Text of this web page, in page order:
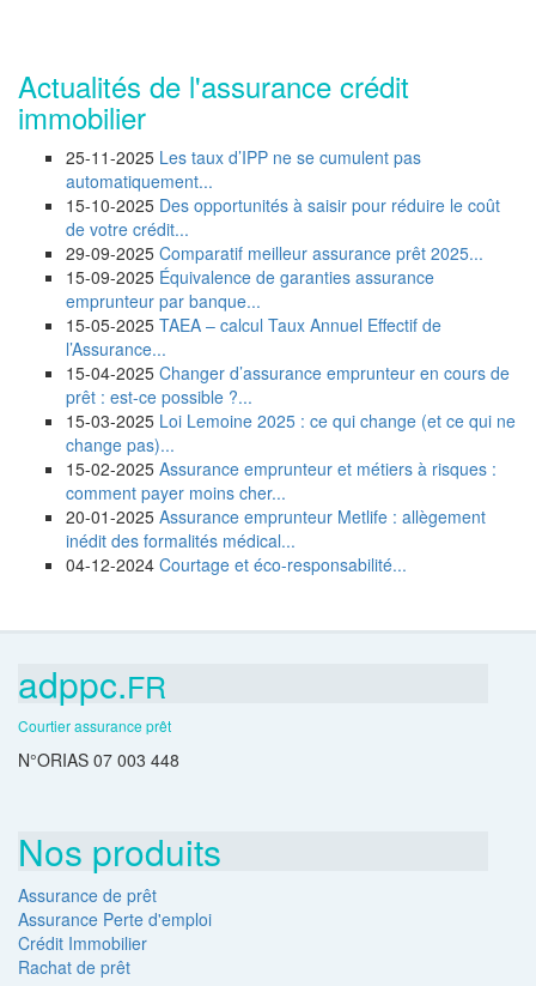
Actualités de l'assurance crédit
immobilier
25-11-2025 Les taux d’IPP ne se cumulent pas
automatiquement...
15-10-2025 Des opportunités à saisir pour réduire le coût
de votre crédit...
29-09-2025 Comparatif meilleur assurance prêt 2025...
15-09-2025 Équivalence de garanties assurance
emprunteur par banque...
15-05-2025 TAEA – calcul Taux Annuel Effectif de
l’Assurance...
15-04-2025 Changer d’assurance emprunteur en cours de
prêt : est-ce possible ?...
15-03-2025 Loi Lemoine 2025 : ce qui change (et ce qui ne
change pas)...
15-02-2025 Assurance emprunteur et métiers à risques :
comment payer moins cher...
20-01-2025 Assurance emprunteur Metlife : allègement
inédit des formalités médical...
04-12-2024 Courtage et éco-responsabilité...
adppc.FR
Courtier assurance prêt
N°ORIAS 07 003 448
Nos produits
Assurance de prêt
Assurance Perte d'emploi
Crédit Immobilier
Rachat de prêt